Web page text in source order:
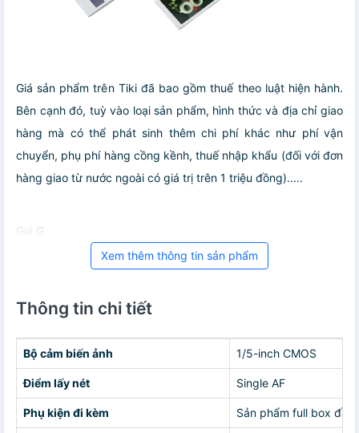
Giá sản phẩm trên Tiki đã bao gồm thuế theo luật hiện hành.
Bên cạnh đó, tuỳ vào loại sản phẩm, hình thức và địa chỉ giao
hàng mà có thể phát sinh thêm chi phí khác như phí vận
chuyển, phụ phí hàng cồng kềnh, thuế nhập khẩu (đối với đơn
hàng giao từ nước ngoài có giá trị trên 1 triệu đồng).....
Giá G
Xem thêm thông tin sản phẩm
Thông tin chi tiết
Bộ cảm biến ảnh 1/5-inch CMOS
Điểm lấy nét Single AF
Phụ kiện đi kèm Sản phẩm full box đầy